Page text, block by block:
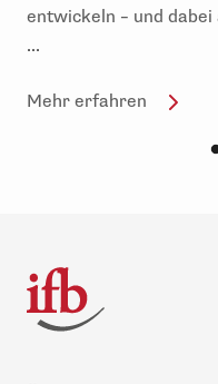
entwickeln – und
...
Mehr erfahren